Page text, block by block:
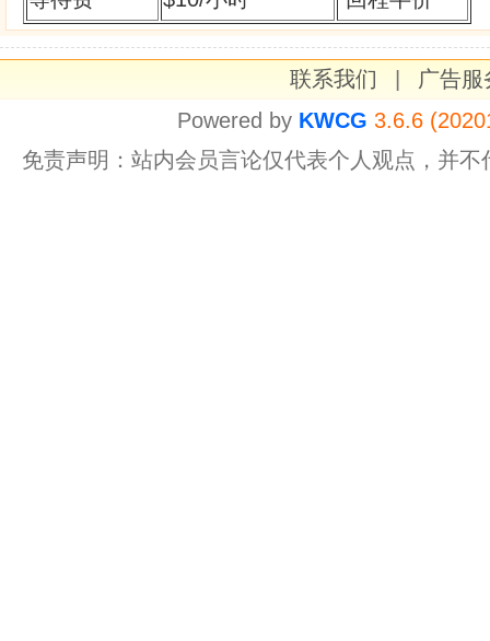
联系我们
广告服
Powered by KWCG 3.6.6
免责声明：站内会员言论仅代表个人观点，并